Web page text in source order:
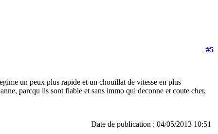
#5
un peux plus rapide et un chouillat de vitesse en plus
parcqu ils sont fiable et sans immo qui deconne et coute cher,
Date de publication : 04/05/2013 10:51